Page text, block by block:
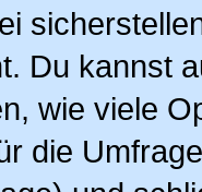
Du kannst
wie viele
die